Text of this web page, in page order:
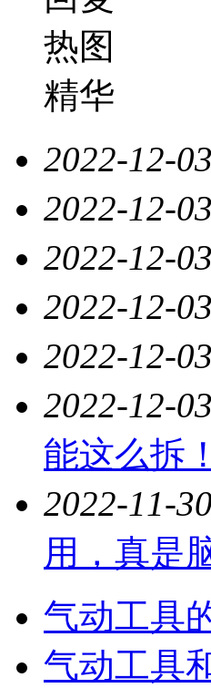
热图
精华
2022-12-03
2022-12-03
2022-12-03
2022-12-03
2022-12-03
2022-12-03
能这么拆！
2022-11-30
用，真是
气动工具
气动工具